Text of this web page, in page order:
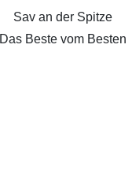
Sav an der Spitze
Das Beste vom Besten